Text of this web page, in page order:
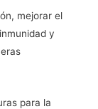
mejorar el
y
para la